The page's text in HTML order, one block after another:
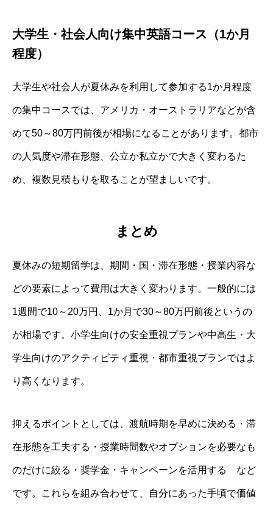
大学生・社会人向け集中英語コース（1か月
程度）
大学生や社会人が夏休みを利用して参加する1か月程度
の集中コースでは、アメリカ・オーストラリアなどが含
めて50～80万円前後が相場になることがあります。都市
の人気度や滞在形態、公立か私立かで大きく変わるた
め、複数見積もりを取ることが望ましいです。
まとめ
夏休みの短期留学は、期間・国・滞在形態・授業内容な
どの要素によって費用は大きく変わります。一般的には
1週間で10～20万円、1か月で30～80万円前後というの
が相場です。小学生向けの安全重視プランや中高生・大
学生向けのアクティビティ重視・都市重視プランではよ
り高くなります。
抑えるポイントとしては、渡航時期を早めに決める・滞
在形態を工夫する・授業時間数やオプションを必要なも
のだけに絞る・奨学金・キャンペーンを活用する など
です。これらを組み合わせて、自分にあった手頃で価値